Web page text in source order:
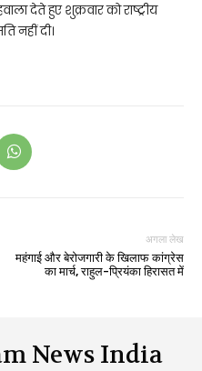
देते हुए शुक्रवार को राष्ट्रीय
नहीं दी।
अगला लेख
महंगाई और बेरोजगारी के खिलाफ कांग्रेस
का मार्च, राहुल-प्रियंका हिरासत में
News India